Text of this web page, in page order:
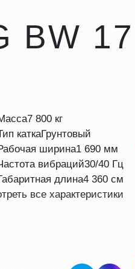
BW
7 800 кг
каткаГрунтовый
ширина1 690 мм
вибраций30/40 Гц
длина4 360 см
все характеристики